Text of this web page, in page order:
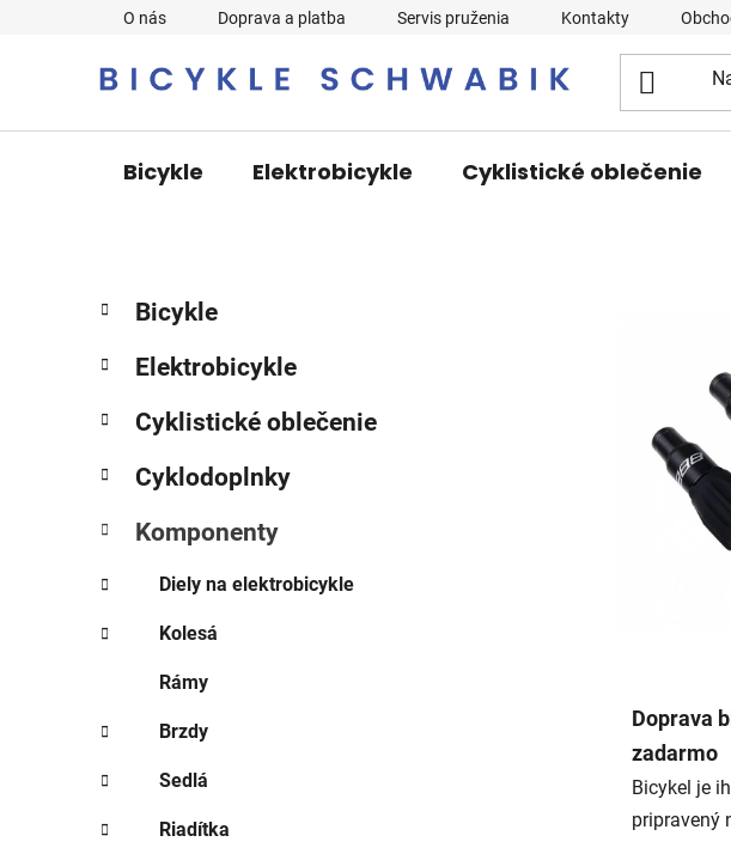
O nás Doprava a platba Servis pruženia Kontakty
Bicykle Elektrobicykle Cyklistické oblečenie
B
o
č
ý
a
n
e
l
kategórie
K
a
e
ó
i
Bicykle
Elektrobicykle
Cyklistické oblečenie
Cyklodoplnky
Komponenty
Diely na elektrobicykle
Kolesá
Rámy
Brzdy
Sedlá
Riadítka
Doprava
zadarmo
Bicykel je
pripravený